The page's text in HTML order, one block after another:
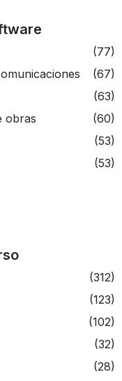
(77)
(67)
(63)
obras
(60)
(53)
(53)
(312)
(123)
(102)
(32)
(28)